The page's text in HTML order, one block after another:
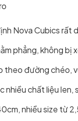
Nova Cubics rất
phẳng, không bị
đường chéo,
nhiều chất liệu len,
nhiều size từ